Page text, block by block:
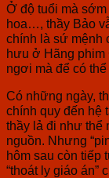
Ở độ tuổi mà
hoa…, thầy Bảo
chính là sứ mệnh
hưu ở Hãng phim
ngơi mà để có
Có những ngày,
chính quy đến hệ
thầy lả đi như thể
nguồn. Nhưng
hôm sau còn tiếp
“thoát ly giáo án”